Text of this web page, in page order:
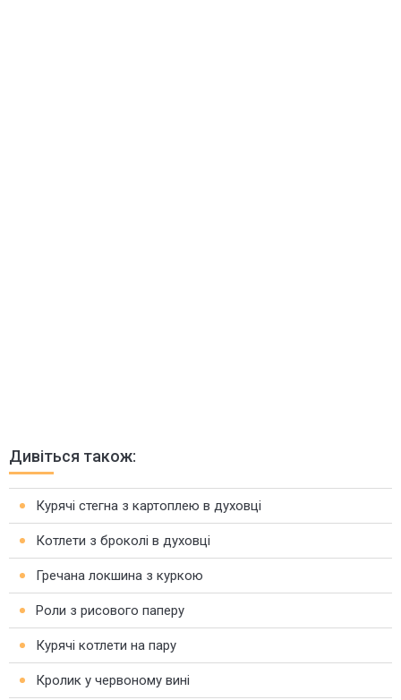
Дивіться також:
Курячі стегна з картоплею в духовці
Котлети з броколі в духовці
Гречана локшина з куркою
Роли з рисового паперу
Курячі котлети на пару
Кролик у червоному вині